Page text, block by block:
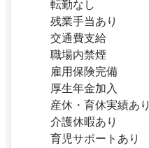
転勤なし
残業手当あり
交通費支給
職場内禁煙
雇用保険完備
厚生年金加入
産休・育休実績あり
介護休暇あり
育児サポートあり